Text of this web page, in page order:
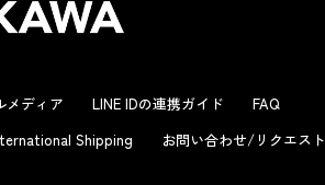
メディア LINE IDの連携ガイド
FAQ
Shipping お問い合わせ/リクエスト